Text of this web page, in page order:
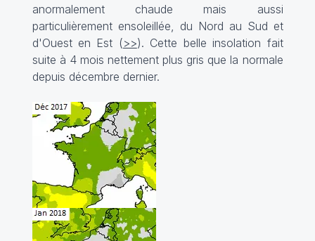
anormalement chaude mais aussi
particulièrement ensoleillée, du Nord au Sud et
d'Ouest en Est (>>). Cette belle insolation fait
suite à 4 mois nettement plus gris que la normale
depuis décembre dernier.